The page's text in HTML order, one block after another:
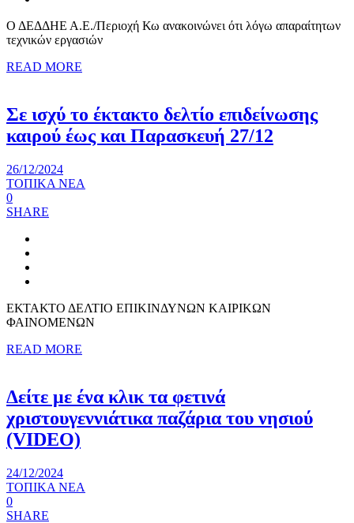
Ο ΔΕΔΔΗΕ Α.Ε./Περιοχή Κω ανακοινώνει ότι λόγω απαραίτητων
τεχνικών εργασιών
READ MORE
Σε ισχύ το έκτακτο δελτίο επιδείνωσης
καιρού έως και Παρασκευή 27/12
26/12/2024
ΤΟΠΙΚΑ ΝΕΑ
0
SHARE
ΕΚΤΑΚΤΟ ΔΕΛΤΙΟ ΕΠΙΚΙΝΔΥΝΩΝ ΚΑΙΡΙΚΩΝ
ΦΑΙΝΟΜΕΝΩΝ
READ MORE
Δείτε με ένα κλικ τα φετινά
χριστουγεννιάτικα παζάρια του νησιού
(VIDEO)
24/12/2024
ΤΟΠΙΚΑ ΝΕΑ
0
SHARE